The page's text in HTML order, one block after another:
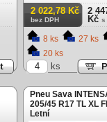
Letní
2 022,78 Kč
bez DPH
2
Kč s
8 ks
27 ks
20 ks
ks
Pneu Sava
205/45 R17 TL XL
Letní